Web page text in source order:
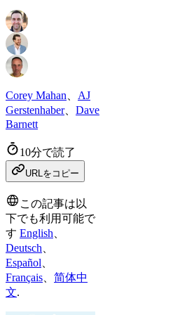
Corey Mahan
AJ
Gerstenhaber、 Dave
Barnett
10分で読了
URLをコピー
この記事は以
下でも利用可能で
す English
Deutsch
Español
Français
简体中
文.